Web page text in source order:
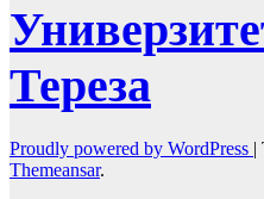
Тереза
Proudly powered by WordPress |
Themeansar.